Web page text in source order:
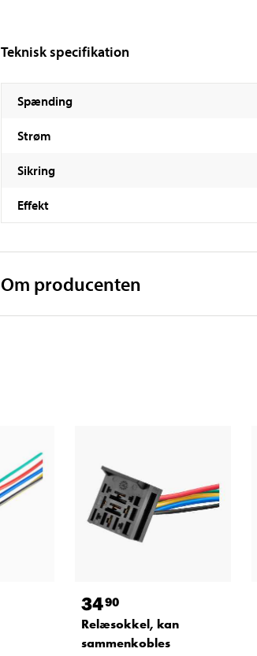
Teknisk specifikation
Spænding
Strøm
Sikring
Effekt
Om producenten
3490
Relæsokkel, kan
sammenkobles